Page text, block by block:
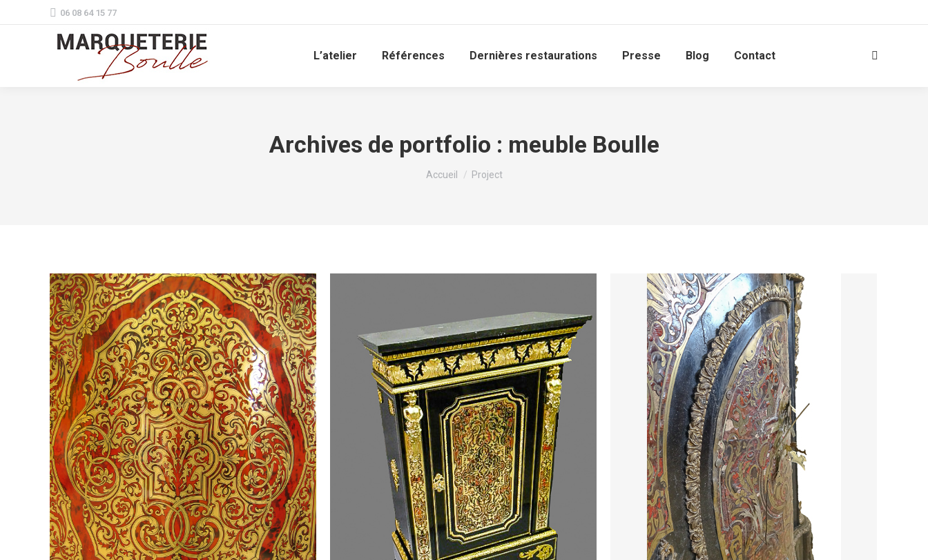
06 08 64 15 77
L’atelier Références Dernières restaurations Presse Blog Contact Search:
Archives de portfolio : meuble Boulle
Vous êtes ici :
Accueil Project